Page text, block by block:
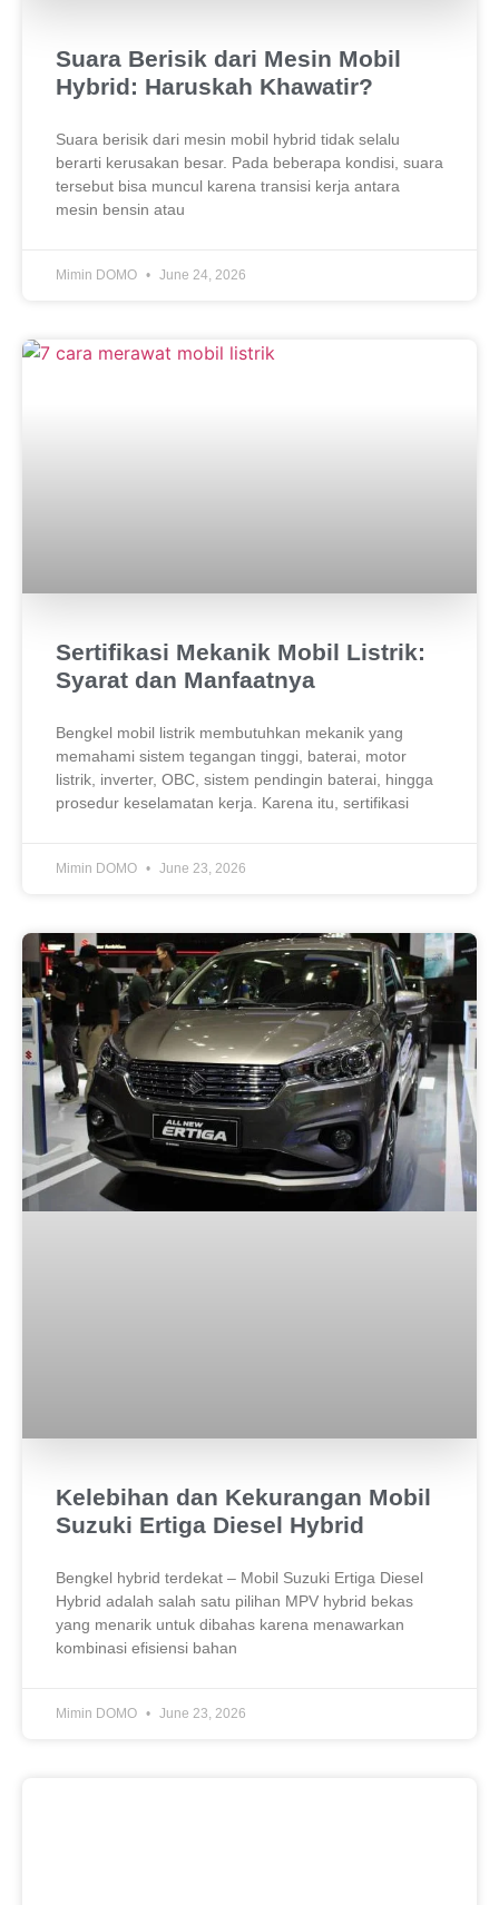
Suara Berisik dari Mesin Mobil
Hybrid: Haruskah Khawatir?
Suara berisik dari mesin mobil hybrid tidak selalu
berarti kerusakan besar. Pada beberapa kondisi, suara
tersebut bisa muncul karena transisi kerja antara
mesin bensin atau
Mimin DOMO June 24, 2026
Sertifikasi Mekanik Mobil Listrik:
Syarat dan Manfaatnya
Bengkel mobil listrik membutuhkan mekanik yang
memahami sistem tegangan tinggi, baterai, motor
listrik, inverter, OBC, sistem pendingin baterai, hingga
prosedur keselamatan kerja. Karena itu, sertifikasi
Mimin DOMO June 23, 2026
Kelebihan dan Kekurangan Mobil
Suzuki Ertiga Diesel Hybrid
Bengkel hybrid terdekat – Mobil Suzuki Ertiga Diesel
Hybrid adalah salah satu pilihan MPV hybrid bekas
yang menarik untuk dibahas karena menawarkan
kombinasi efisiensi bahan
Mimin DOMO June 23, 2026